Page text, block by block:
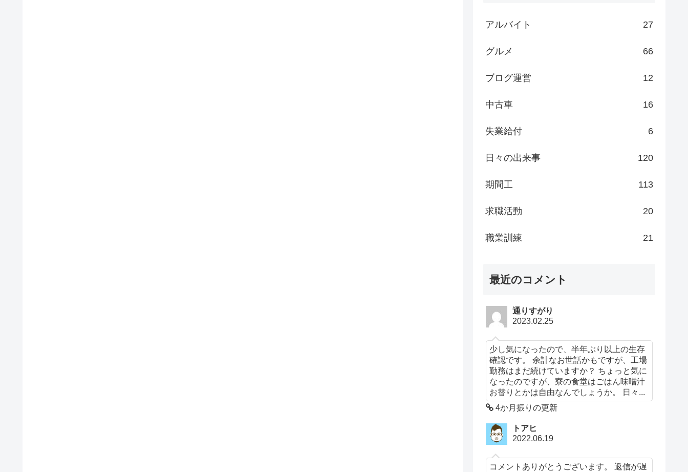
アルバイト 27
グルメ 66
ブログ運営 12
中古車 16
失業給付 6
日々の出来事 120
期間工 113
求職活動 20
職業訓練 21
最近のコメント
通りすがり
2023.02.25
少し気になったので、半年ぶり以上の生存
確認です。 余計なお世話かもですが、工場
勤務はまだ続けていますか？ ちょっと気に
なったのですが、寮の食堂はごはん味噌汁
お替りとかは自由なんでしょうか。 日々...
4か月振りの更新
トアヒ
2022.06.19
コメントありがとうございます。 返信が遅